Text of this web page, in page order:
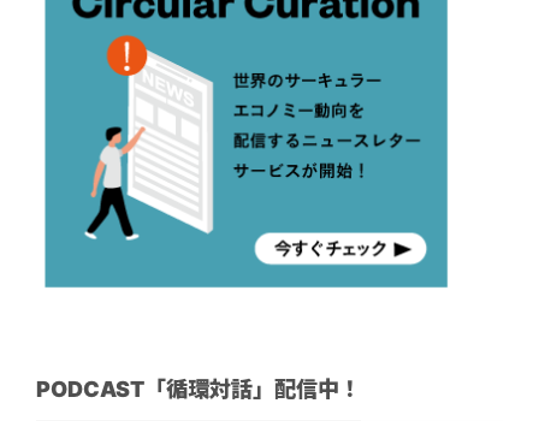
PODCAST「循環対話」配信中！